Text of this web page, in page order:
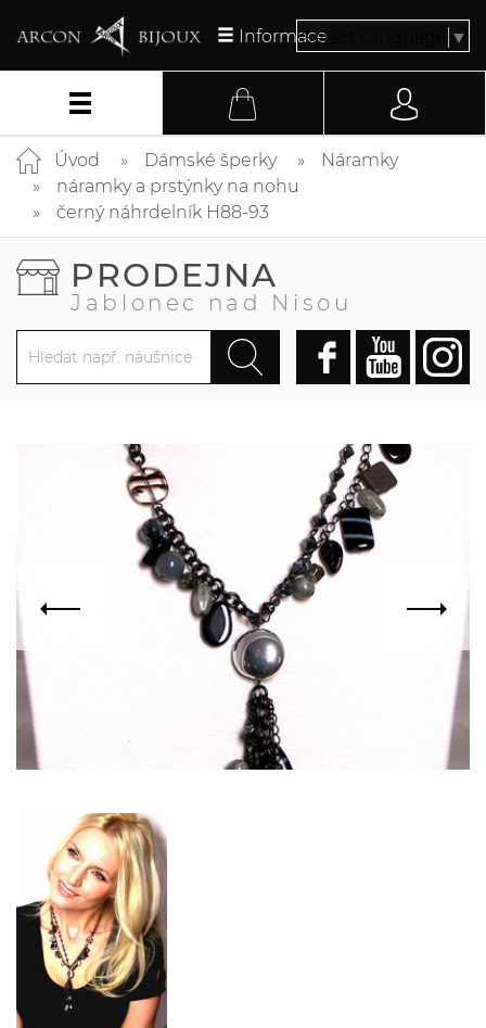
InformaceSelect Language ▼
Úvod Dámské šperky
Náramky
náramky a prstýnky na nohu
černý náhrdelník H88-93
PRODEJNA
Jablonec nad Nisou